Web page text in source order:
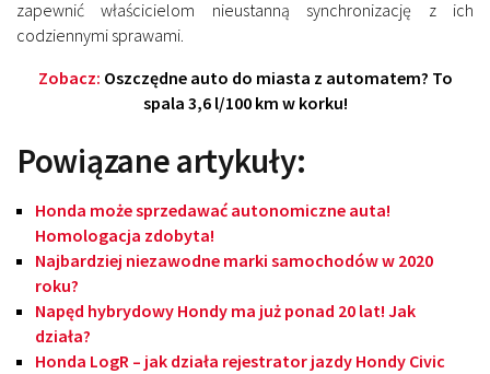
zapewnić właścicielom nieustanną synchronizację z ich
codziennymi sprawami.
Zobacz: Oszczędne auto do miasta z automatem? To
spala 3,6 l/100 km w korku!
Powiązane artykuły:
Honda może sprzedawać autonomiczne auta!
Homologacja zdobyta!
Najbardziej niezawodne marki samochodów w 2020
roku?
Napęd hybrydowy Hondy ma już ponad 20 lat! Jak
działa?
Honda LogR – jak działa rejestrator jazdy Hondy Civic